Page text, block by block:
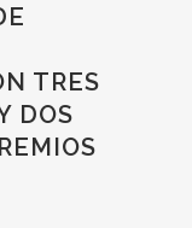
TRES
DOS